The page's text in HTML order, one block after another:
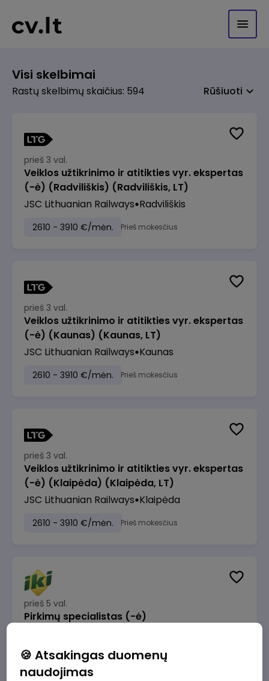
Visi skelbimai
Rastų skelbimų skaičius: 594 Rūšiuoti
prieš 3 val.
Veiklos užtikrinimo ir atitikties vyr. ekspertas
(-ė) (Radviliškis) (Radviliškis, LT)
JSC Lithuanian Railways Radviliškis
2610 - 3910 €/mėn. Prieš mokesčius
prieš 3 val.
Veiklos užtikrinimo ir atitikties vyr. ekspertas
(-ė) (Kaunas) (Kaunas, LT)
JSC Lithuanian Railways Kaunas
2610 - 3910 €/mėn. Prieš mokesčius
prieš 3 val.
Veiklos užtikrinimo ir atitikties vyr. ekspertas
(-ė) (Klaipėda) (Klaipėda, LT)
JSC Lithuanian Railways Klaipėda
2610 - 3910 €/mėn. Prieš mokesčius
prieš 5 val.
Pirkimų specialistas (-ė)
1600 - 1900 €/mėn. Prieš mokesčius
🍪 Atsakingas duomenų
naudojimas